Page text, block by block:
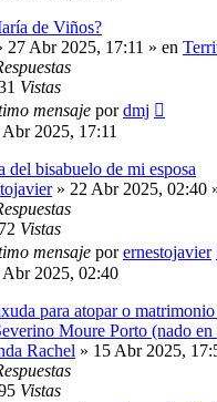
de Viños?
27 Abr 2025, 17:11 » en
Vistas
mensaje pordmj
2025, 17:11
del bisabuelo de mi esposa
» 22 Abr 2025, 02:40
Vistas
mensaje porernestojavier
Abr 2025, 02:40
para atopar o
Moure Porto (nado
Rachel » 15 Abr 2025,
Vistas